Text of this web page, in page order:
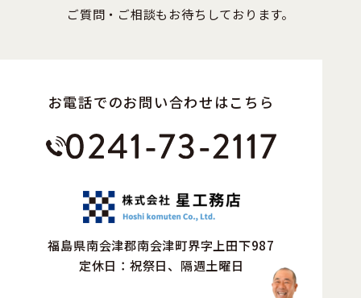
ご質問・ご相談もお待ちしております。
お電話でのお問い合わせはこちら
福島県南会津郡南会津町界字上田下987
定休日：祝祭日、隔週土曜日